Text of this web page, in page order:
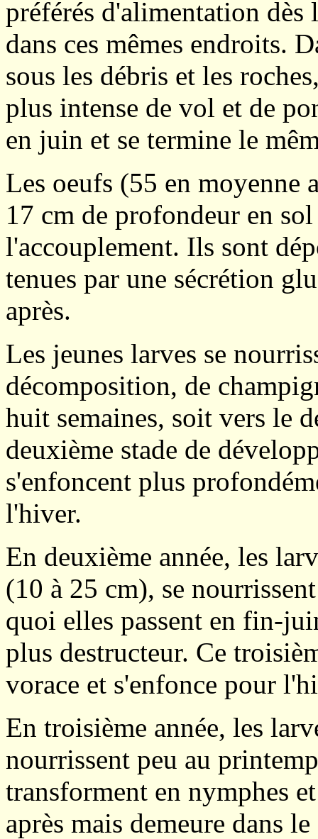
préférés d'alimentation
dans ces mêmes endroits.
sous les débris et les
plus intense de vol et de
en juin et se termine le
Les oeufs (55 en moyenne
17 cm de profondeur en
l'accouplement. Ils sont
tenues par une sécrétion
après.
Les jeunes larves se
décomposition, de
huit semaines, soit vers le
deuxième stade de
s'enfoncent plus
l'hiver.
En deuxième année, les
(10 à 25 cm), se
quoi elles passent en fin-
plus destructeur. Ce
vorace et s'enfonce pour
En troisième année, les
nourrissent peu au
transforment en nymphes
après mais demeure dans